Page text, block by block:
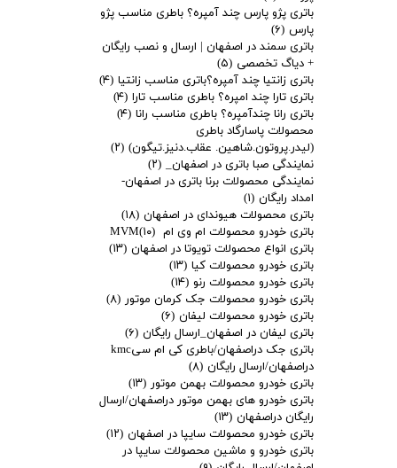
باتری پژو پارس چند آمپره؟ باطری مناسب پژو
پارس (۶)
باتری سمند در اصفهان | ارسال و نصب رایگان
+ دیاگ تخصصی (۵)
باتری زانتیا چند آمپره؟باتری مناسب زانتیا (۴)
باتری تارا چند امپره؟ باطری مناسب تارا (۴)
باتری رانا چندآمپره؟ باطری مناسب رانا (۴)
محصولات پاسارگاد باطری
(لیدر.پروتون.شاهین. عقاب.دنیز.تیگون) (۲)
نمایندگی صبا باتری در اصفهان_ (۲)
نمایندگی محصولات برنا باتری در اصفهان-
امداد رایگان (۱)
باتری محصولات هیوندای در اصفهان (۱۸)
باتری خودرو محصولات ام وی ام MVM (۱۰)
باتری انواع محصولات تویوتا در اصفهان (۱۳)
باتری خودرو محصولات کیا (۱۳)
باتری خودرو محصولات رنو (۱۴)
باتری خودرو محصولات جک کرمان موتور (۸)
باتری خودرو محصولات لیفان (۶)
باتری لیفان در اصفهان_ارسال رایگان (۶)
باتری جک دراصفهان/باطری کی ام سیkmc
دراصفهان/ارسال رایگان (۸)
باتری خودرو محصولات بهمن موتور (۱۳)
باتری خودرو های بهمن موتور دراصفهان/ارسال
رایگان دراصفهان (۱۳)
باتری خودرو محصولات سایپا در اصفهان (۱۲)
باتری خودرو و ماشین محصولات سایپا در